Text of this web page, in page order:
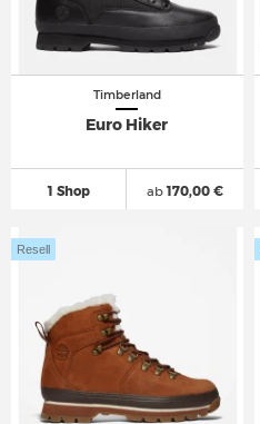
Timberland
Euro Hiker
1 Shop ab170,00 €
Resell